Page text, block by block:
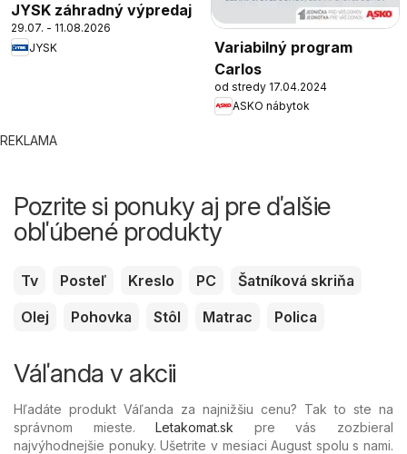
JYSK záhradný výpredaj
29.07. - 11.08.2026
JYSK
Variabilný program
Carlos
od stredy 17.04.2024
ASKO nábytok
REKLAMA
Pozrite si ponuky aj pre ďalšie
obľúbené produkty
Tv Posteľ Kreslo PC
Šatníková skriňa
Olej
Pohovka Stôl Matrac Polica
Váľanda v akcii
Hľadáte produkt Váľanda za najnižšiu cenu? Tak to ste na
správnom mieste.Letakomat.sk pre vás zozbieral
najvýhodnejšie ponuky. Ušetrite v mesiaci August spolu s nami.